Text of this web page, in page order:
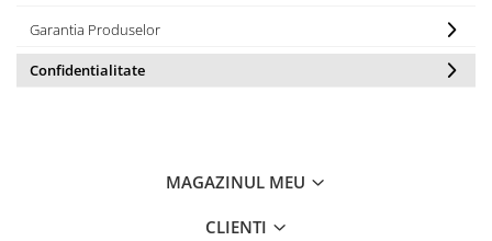
Garantia Produselor
Confidentialitate
MAGAZINUL MEU
CLIENTI